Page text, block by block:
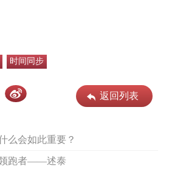
时间同步
返回列表
么会如此重要？
领跑者——述泰